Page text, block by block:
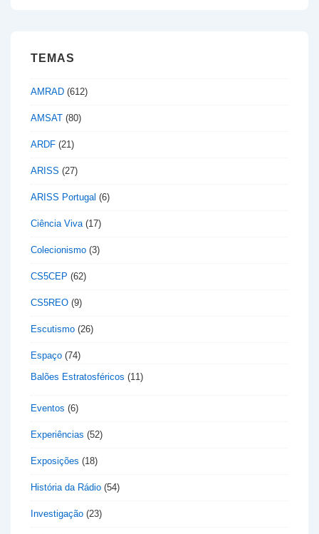
TEMAS
AMRAD (612)
AMSAT (80)
ARDF (21)
ARISS (27)
ARISS Portugal (6)
Ciência Viva(17)
Colecionismo (3)
CS5CEP (62)
CS5REO (9)
Escutismo (26)
Espaço (74)
Balões Estratosféricos (11)
Eventos (6)
Experiências (52)
Exposições (18)
História da Rádio (54)
Investigação (23)